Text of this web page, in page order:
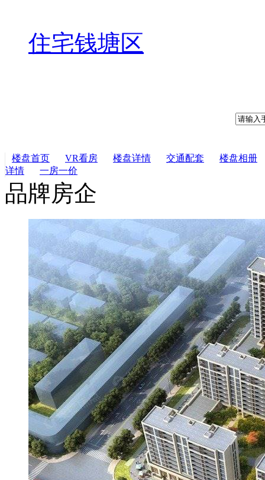
住宅钱塘区
楼盘首页 VR看房 楼盘详情 交通配套
楼盘相册
详情
一房一价
品牌房企